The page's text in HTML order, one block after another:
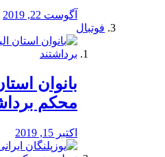
آگوست 22, 2019
فوتبال
بانوان
محكم
اکتبر 15, 2019